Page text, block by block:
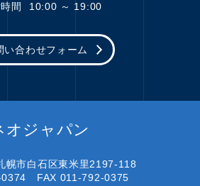
間 10:00 ～ 19:00
い合わせフォーム
オジャパン
幌市白石区東米里2197-118
0374 FAX 011-792-0375